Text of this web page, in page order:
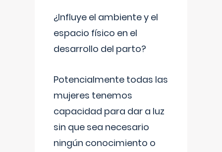
¿Influye el ambiente y el
espacio físico en el
desarrollo del parto?
Potencialmente todas las
mujeres tenemos
capacidad para dar a luz
sin que sea necesario
ningún conocimiento o